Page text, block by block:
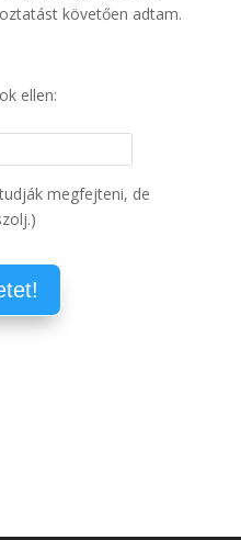
követően adtam.
ellen:
megfejteni, de